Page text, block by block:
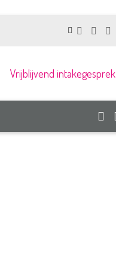
Vrijblijvend intakegesprek